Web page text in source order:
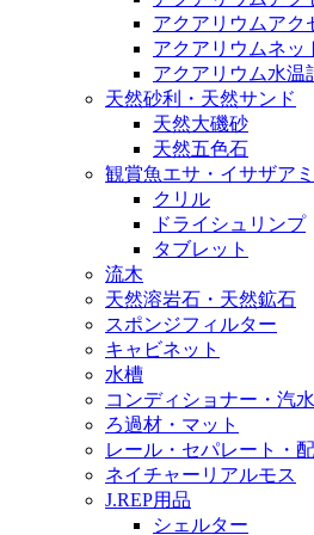
アクアリウムアク
アクアリウムネッ
アクアリウム水温
天然砂利・天然サンド
天然大磯砂
天然五色石
観賞魚エサ・イサザアミ
クリル
ドライシュリンプ
タブレット
流木
天然溶岩石・天然鉱石
スポンジフィルター
キャビネット
水槽
コンディショナー・汽
ろ過材・マット
レール・セパレート・
ネイチャーリアルモス
J.REP用品
シェルター